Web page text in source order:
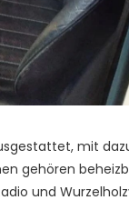
mit
gehören
und